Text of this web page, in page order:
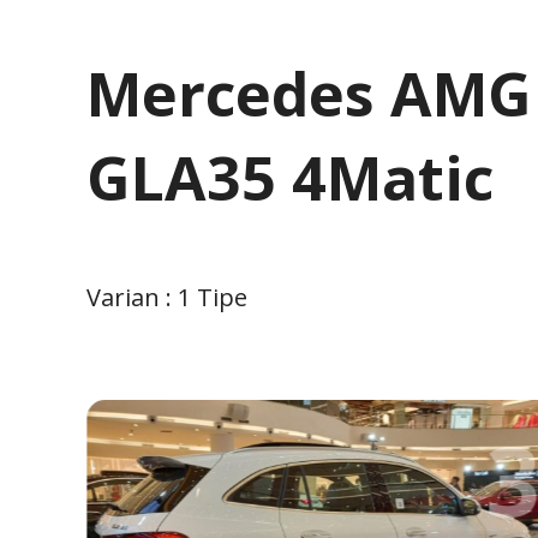
Mercedes AMG
GLA35 4Matic
Varian : 1 Tipe